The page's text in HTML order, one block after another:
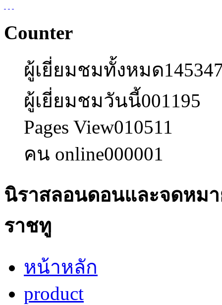
Counter
ผู้เยี่ยมชมทั้งหมด
ผู้เยี่ยมชมวันนี้001195
Pages View010511
คน online000001
นิราสลอนดอนและจดหมา
ราชทู
หน้าหลัก
product